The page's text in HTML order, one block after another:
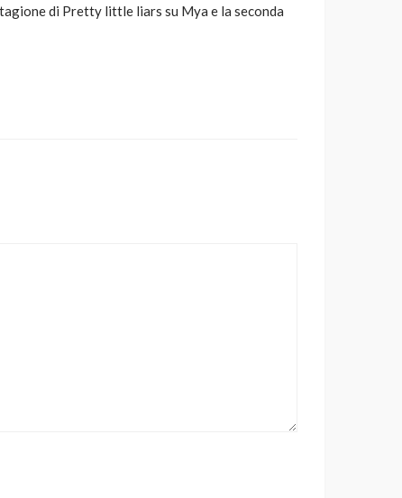
di Pretty little liars su Mya e la seconda